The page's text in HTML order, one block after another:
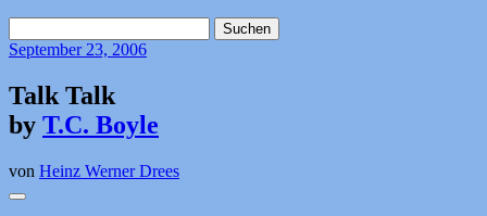
nach:
September23, 2006
Talk Talk
by T.C. Boyle
von Heinz Werner Drees